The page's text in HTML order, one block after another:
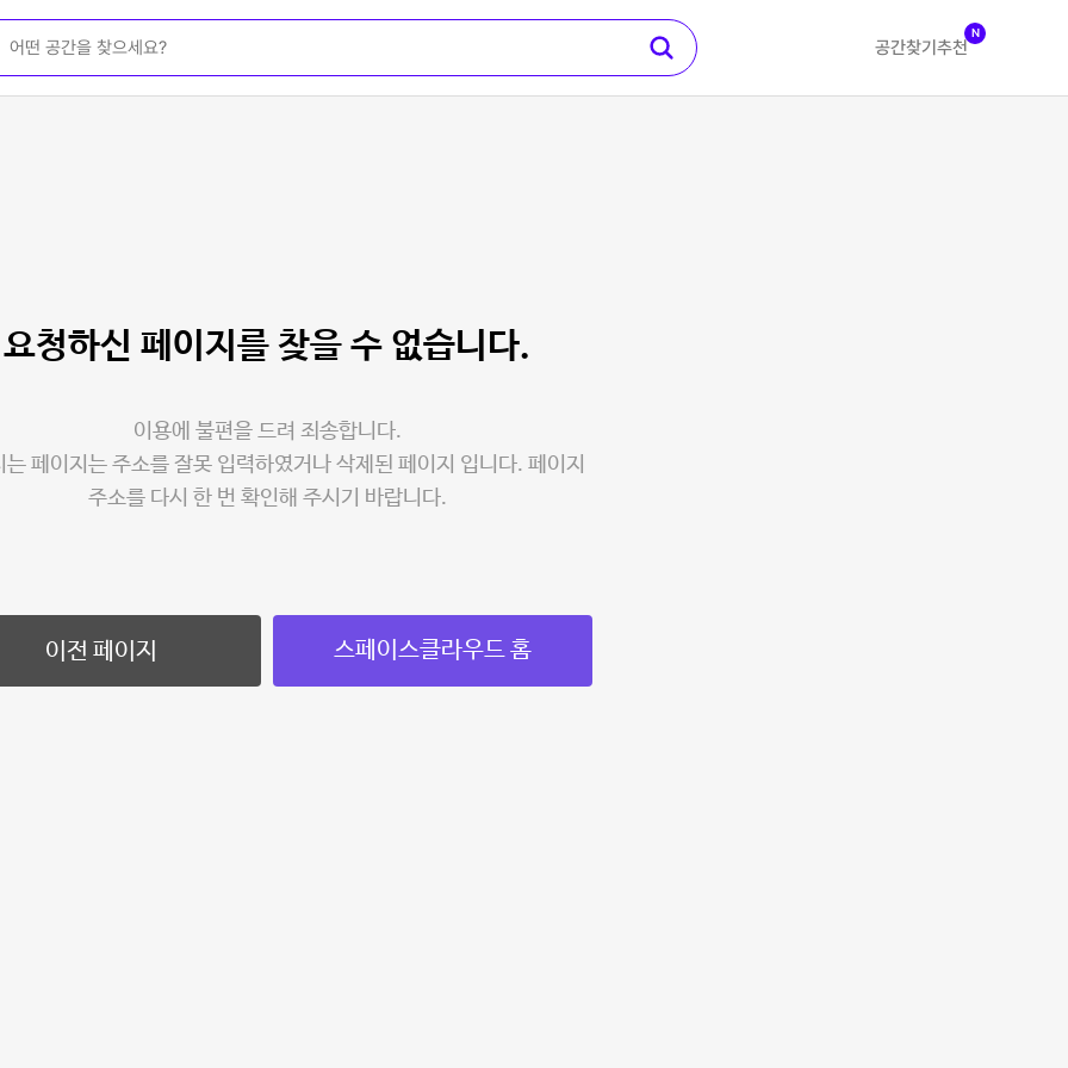
공간찾기 추천
N
요청하신 페이지를 찾을 수 없습니다.
이용에 불편을 드려 죄송합니다.
는 페이지는 주소를 잘못 입력하였거나 삭제된 페이지 입니다. 페이지
주소를 다시 한 번 확인해 주시기 바랍니다.
이전 페이지 스페이스클라우드 홈